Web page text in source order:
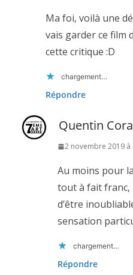
Ma foi, voilà une
vais garder ce film
cette critique :D
chargement…
Répondre
Quentin
2 novembre 2019 à
Au moins pour
tout à fait franc,
d’être
sensation
chargement…
Répondre